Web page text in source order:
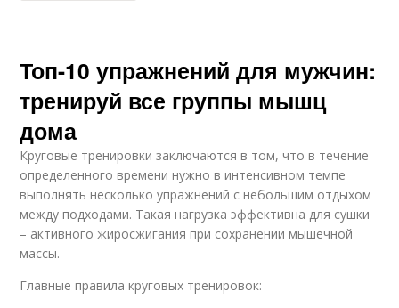
Топ-10 упражнений для мужчин:
тренируй все группы мышц
дома
Круговые тренировки заключаются в том, что в течение
определенного времени нужно в интенсивном темпе
выполнять несколько упражнений с небольшим отдыхом
между подходами. Такая нагрузка эффективна для сушки
– активного жиросжигания при сохранении мышечной
массы.
Главные правила круговых тренировок: